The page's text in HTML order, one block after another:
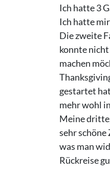
Ich hatte 3
Ich hatte
Die zweite
konnte
machen
gestartet
mehr wohl
Meine
sehr
was man
Rückreise